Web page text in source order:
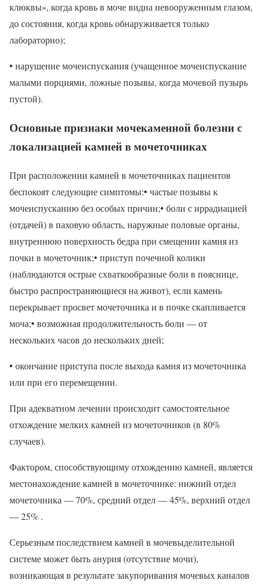
клюквы», когда кровь в моче видна невооруженным глазом,
до состояния, когда кровь обнаруживается только
лабораторно);
• нарушение мочеиспускания (учащенное мочеиспускание
малыми порциями, ложные позывы, когда мочевой пузырь
пустой).
Основные признаки мочекаменной болезни с
локализацией камней в мочеточниках
При расположении камней в мочеточниках пациентов
беспокоят следующие симптомы:• частые позывы к
мочеиспусканию без особых причин;• боли с иррадиацией
(отдачей) в паховую область, наружные половые органы,
внутреннюю поверхность бедра при смещении камня из
почки в мочеточник;• приступ почечной колики
(наблюдаются острые схваткообразные боли в пояснице,
быстро распространяющиеся на живот), если камень
перекрывает просвет мочеточника и в почке скапливается
моча;• возможная продолжительность боли — от
нескольких часов до нескольких дней;
• окончание приступа после выхода камня из мочеточника
или при его перемещении.
При адекватном лечении происходит самостоятельное
отхождение мелких камней из мочеточников (в 80%
случаев).
Фактором, способствующиму отхождению камней, является
местонахождение камней в мочеточнике: нижний отдел
мочеточника — 70%, средний отдел — 45%, верхний отдел
— 25% .
Серьезным последствием камней в мочевыделительной
системе может быть анурия (отсутствие мочи),
возникающая в результате закупоривания мочевых каналов